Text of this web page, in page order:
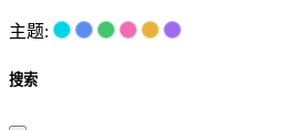
主题:
搜索